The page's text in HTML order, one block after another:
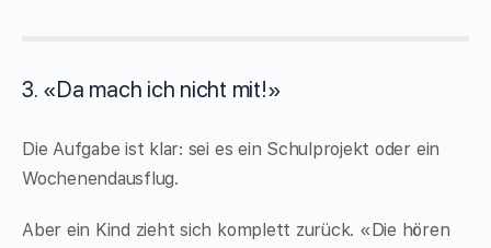
3. «Da mach ich nicht mit!»
Die Aufgabe ist klar: sei es ein Schulprojekt oder ein
Wochenendausflug.
Aber ein Kind zieht sich komplett zurück. «Die hören